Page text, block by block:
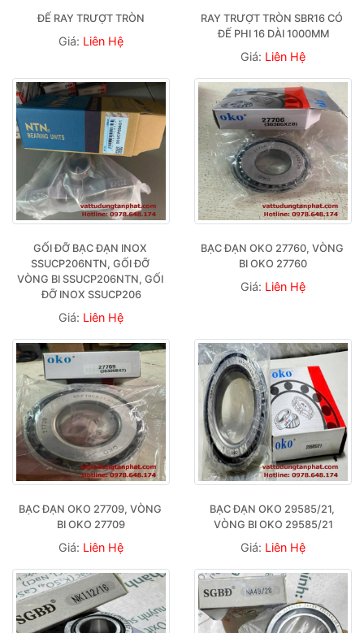
ĐẾ RAY TRƯỢT TRÒN
Giá: Liên Hệ
RAY TRƯỢT TRÒN SBR16 CÓ
ĐẾ PHI 16 DÀI 1000MM
Giá: Liên Hệ
GỐI ĐỠ BẠC ĐẠN INOX
SSUCP206NTN, GỐI ĐỠ
VÒNG BI SSUCP206NTN, GỐI
ĐỠ INOX SSUCP206
Giá: Liên Hệ
BẠC ĐẠN OKO 27760, VÒNG
BI OKO 27760
Giá: Liên Hệ
BẠC ĐẠN OKO 27709, VÒNG
BI OKO 27709
Giá: Liên Hệ
BẠC ĐẠN OKO 29585/21,
VÒNG BI OKO 29585/21
Giá: Liên Hệ